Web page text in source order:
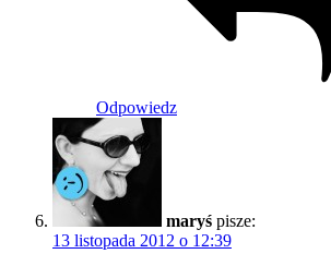
Odpowiedz
maryś pisze:
13 listopada 2012 o 12:39